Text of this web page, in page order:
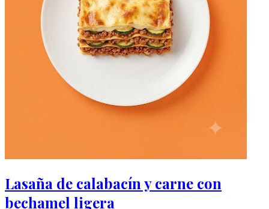
Lasaña de calabacín y carne con
bechamel ligera